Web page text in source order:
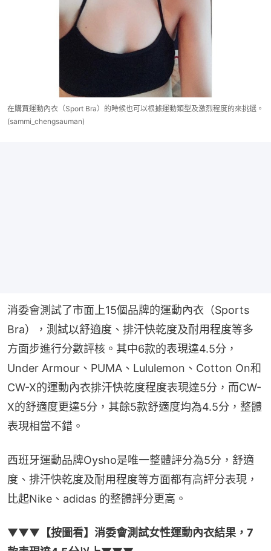
在購買運動內衣（Sport Bra）的時候也可以根據運動類型及激烈程度的來挑選。
(sammi_chengsauman)
消委會測試了市面上15個品牌的運動內衣（Sports
Bra），測試以舒適度、排汗快乾度及耐用程度等多
方面步進行分數評核。其中6款的表現達4.5分，
Under Armour、PUMA、Lululemon、Cotton On和
CW-X的運動內衣排汗快乾度程度表現達5分，而CW-
X的舒適度更達5分，其餘5款舒適度均為4.5分，整體
表現相當不錯。
西班牙運動品牌Oysho是唯一整體評分為5分，舒適
度、排汗快乾度及耐用程度等方面都有高評分表現，
比起Nike、adidas 的整體評分更高。
▼▼▼ 【按圖看】消委會測試女性運動內衣結果，7